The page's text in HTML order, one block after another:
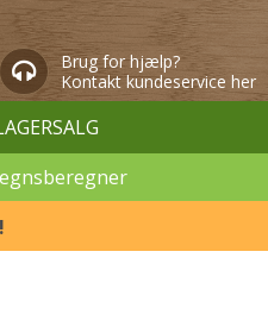
Brug for hjælp?
Kontakt kundeservice her